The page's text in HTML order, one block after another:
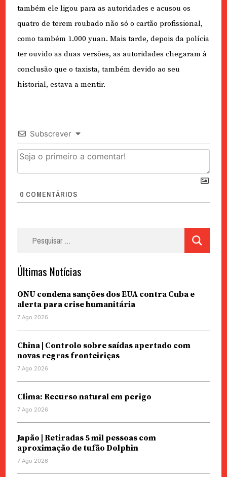
também ele ligou para as autoridades e acusou os
quatro de terem roubado não só o cartão profissional,
como também 1.000 yuan. Mais tarde, depois da polícia
ter ouvido as duas versões, as autoridades chegaram à
conclusão que o taxista, também devido ao seu
historial, estava a mentir.
Subscrever
0 COMENTÁRIOS
Últimas Notícias
ONU condena sanções dos EUA contra Cuba e
alerta para crise humanitária
7 Ago 2026
China | Controlo sobre saídas apertado com
novas regras fronteiriças
7 Ago 2026
Clima: Recurso natural em perigo
7 Ago 2026
Japão | Retiradas 5 mil pessoas com
aproximação de tufão Dolphin
7 Ago 2026